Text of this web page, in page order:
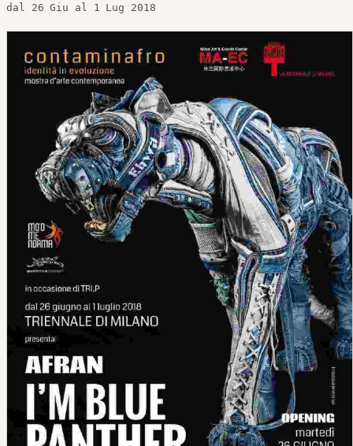
dal 26 Giu al 1 Lug 2018